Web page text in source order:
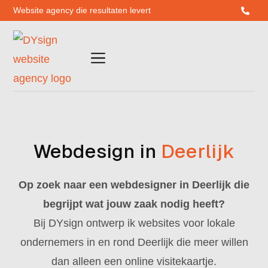
Website agency die resultaten levert
Webdesign in Deerlijk
Op zoek naar een webdesigner in Deerlijk die
begrijpt wat jouw zaak nodig heeft?
Bij DYsign ontwerp ik websites voor lokale
ondernemers in en rond Deerlijk die meer willen
dan alleen een online visitekaartje.